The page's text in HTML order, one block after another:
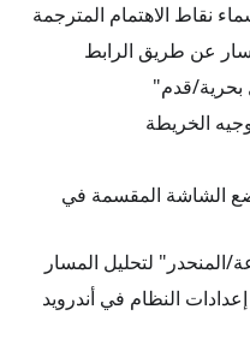
نقاط الاهتمام المترجمة
عن طريق الرابط
قدم"
الخريطة
الشاشة المقسمة في
لتحليل المسار
النظام في أندرويد